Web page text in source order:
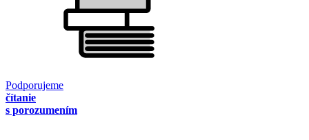
Podporujeme
čítanie
s porozumením